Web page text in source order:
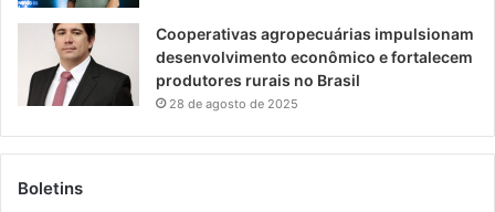
Cooperativas agropecuárias impulsionam
desenvolvimento econômico e fortalecem
produtores rurais no Brasil
28 de agosto de 2025
Boletins